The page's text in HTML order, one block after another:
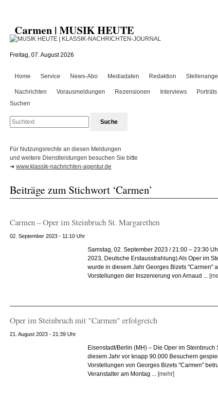
Carmen | MUSIK HEUTE
Freitag, 07. August 2026
Home Service News-Abo Mediadaten Redaktion
Nachrichten Vorausmeldungen Rezensionen Interviews
Porträts
Suchen
Für Nutzungsrechte an diesen Meldungen
und weitere Dienstleistungen besuchen Sie bitte
➜ www.klassik-nachrichten-agentur.de
Beiträge zum Stichwort ‘Carmen’
Carmen – Oper im Steinbruch St. Margarethen
02. September 2023 - 11:10 Uhr
Samstag, 02. September 2023 / 21:00 – 23:30
2023, Deutsche Erstausstrahlung) Als Oper im
wurde in diesem Jahr Georges Bizets "Carmen"
Vorstellungen der Inszenierung von Arnaud ...
Oper im Steinbruch mit "Carmen" erfolgreich
21. August 2023 - 21:39 Uhr
Eisenstadt/Berlin (MH) – Die Oper im Steinbruch
diesem Jahr vor knapp 90.000 Besuchern
Vorstellungen von Georges Bizets "Carmen"
Veranstalter am Montag ... [mehr]